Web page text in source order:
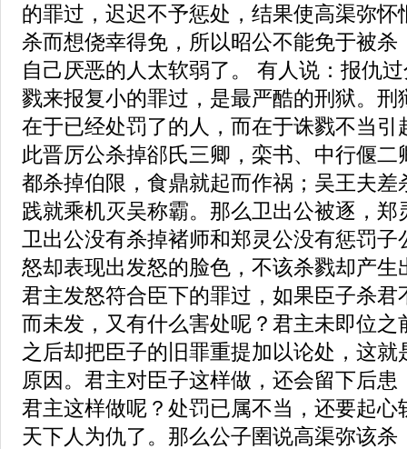
的罪过，迟迟不予惩处，结果使高渠弥怀
杀而想侥幸得免，所以昭公不能免于被杀
自己厌恶的人太软弱了。 有人说：报仇
戮来报复小的罪过，是最严酷的刑狱。刑
在于已经处罚了的人，而在于诛戮不当引
此晋厉公杀掉郤氏三卿，栾书、中行偃
都杀掉伯限，食鼎就起而作祸；吴王夫差
践就乘机灭吴称霸。那么卫出公被逐，郑
卫出公没有杀掉褚师和郑灵公没有惩罚
怒却表现出发怒的脸色，不该杀戮却产生
君主发怒符合臣下的罪过，如果臣子杀君
而未发，又有什么害处呢？君主未即位之
之后却把臣子的旧罪重提加以论处，这
原因。君主对臣子这样做，还会留下后
君主这样做呢？处罚已属不当，还要起心
天下人为仇了。那么公子圉说高渠弥该杀